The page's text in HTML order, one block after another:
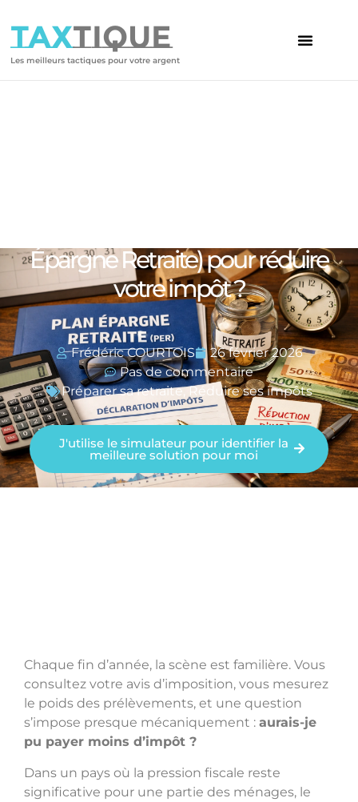
TAXTIQUE
Les meilleurs tactiques pour votre argent
Épargne Retraite) pour réduire
votre impôt ?
Frédéric COURTOIS
26 février 2026
Pas de commentaire
Préparer sa retraite,Réduire ses impôts
J'utilise le simulateur pour identifier la
meilleure solution pour moi
Chaque fin d’année, la scène est familière. Vous
consultez votre avis d’imposition, vous mesurez
le poids des prélèvements, et une question
s’impose presque mécaniquement : aurais-je
pu payer moins d’impôt ?
Dans un pays où la pression fiscale reste
significative pour une partie des ménages, le